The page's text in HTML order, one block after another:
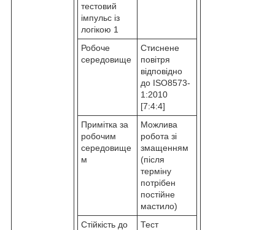
тестовий
імпульс із
логікою 1
Робоче
середовище
Стиснене
повітря
відповідно
до ISO8573-
1:2010
[7:4:4]
Примітка за
робочим
середовище
м
Можлива
робота зі
змащенням
(після
терміну
потрібен
постійне
мастило)
Стійкість до
Тест